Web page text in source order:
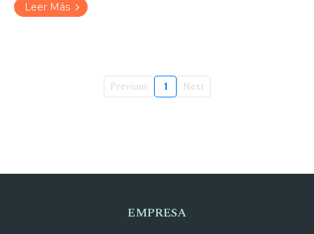
Leer Más
Previous 1 Next
EMPRESA